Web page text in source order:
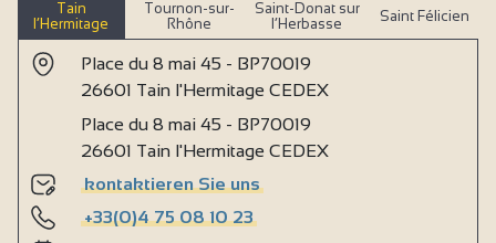
Tain
l’Hermitage
Tournon-sur-
Rhône
Saint-Donat sur
l’Herbasse
Saint Félicien
Place du 8 mai 45 - BP70019
26601 Tain l'Hermitage CEDEX
Place du 8 mai 45 - BP70019
26601 Tain l'Hermitage CEDEX
kontaktieren Sie uns
+33(0)4 75 08 10 23